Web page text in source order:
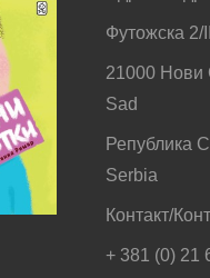
Футожска 2/
21000 Нови
Sad
Република
Serbia
Контакт/
+ 381 (0) 21